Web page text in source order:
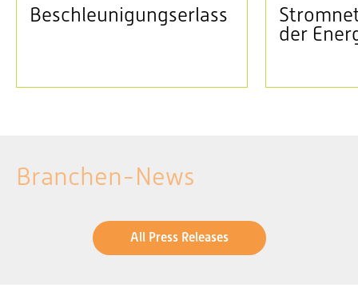
Beschleunigungserlass
der
Branchen-News
All Press Releases